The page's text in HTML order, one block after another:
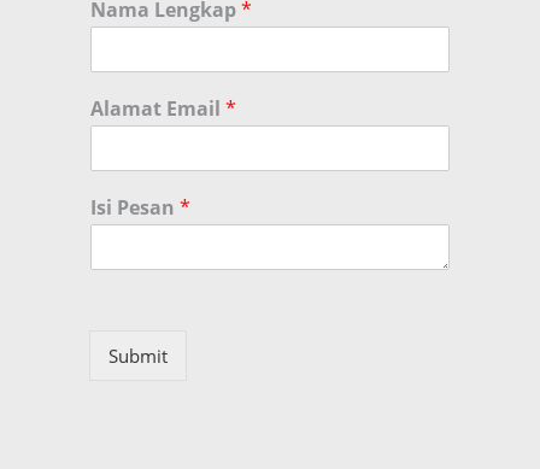
Nama Lengkap*
Alamat Email *
Isi Pesan *
Submit